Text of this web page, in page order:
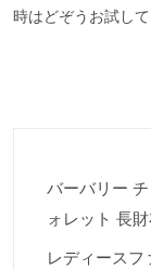
時はどぞうお試して
バーバリー
ォレット 長
レディースフ